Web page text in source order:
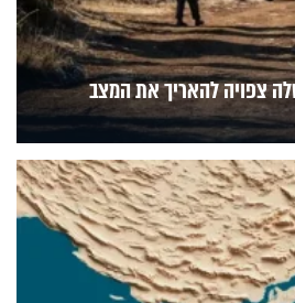
צפויה להאריך את המצב